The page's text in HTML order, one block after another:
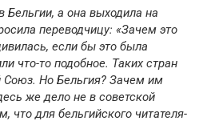
Бельгии, а она выходила на
переводчицу: «Зачем это
если бы это была
что-то подобное. Таких стран
Союз. Но Бельгия? Зачем им
же дело не в советской
что для бельгийского читателя-